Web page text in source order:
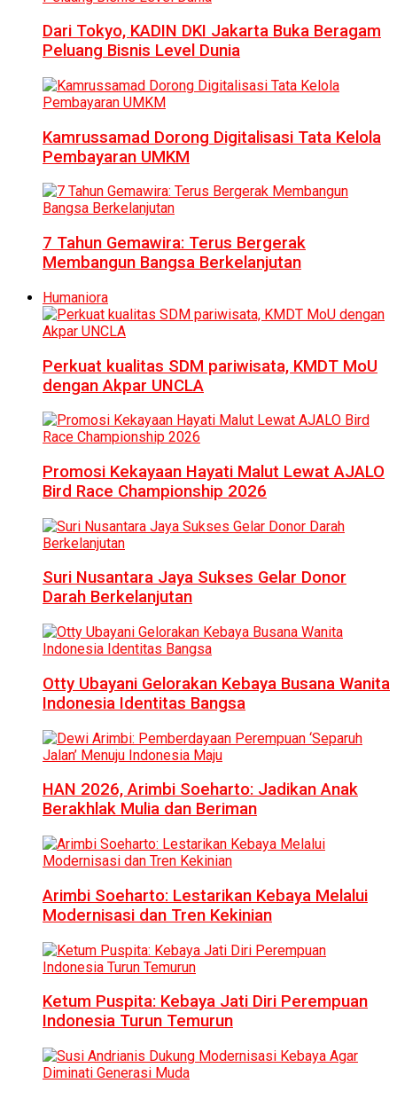
Dari Tokyo, KADIN DKI Jakarta Buka Beragam
Peluang Bisnis Level Dunia
Kamrussamad Dorong Digitalisasi Tata Kelola
Pembayaran UMKM
7 Tahun Gemawira: Terus Bergerak
Membangun Bangsa Berkelanjutan
Humaniora
Perkuat kualitas SDM pariwisata, KMDT MoU
dengan Akpar UNCLA
Promosi Kekayaan Hayati Malut Lewat AJALO
Bird Race Championship 2026
Suri Nusantara Jaya Sukses Gelar Donor
Darah Berkelanjutan
Otty Ubayani Gelorakan Kebaya Busana Wanita
Indonesia Identitas Bangsa
HAN 2026, Arimbi Soeharto: Jadikan Anak
Berakhlak Mulia dan Beriman
Arimbi Soeharto: Lestarikan Kebaya Melalui
Modernisasi dan Tren Kekinian
Ketum Puspita: Kebaya Jati Diri Perempuan
Indonesia Turun Temurun